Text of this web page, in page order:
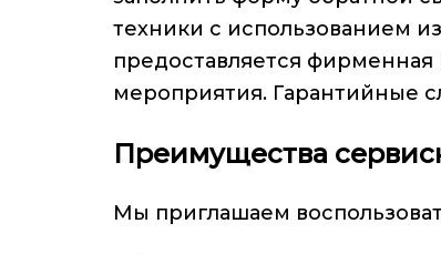
техники с использованием
предоставляется
мероприятия. Гарантийные
Преимущества
Мы приглашаем